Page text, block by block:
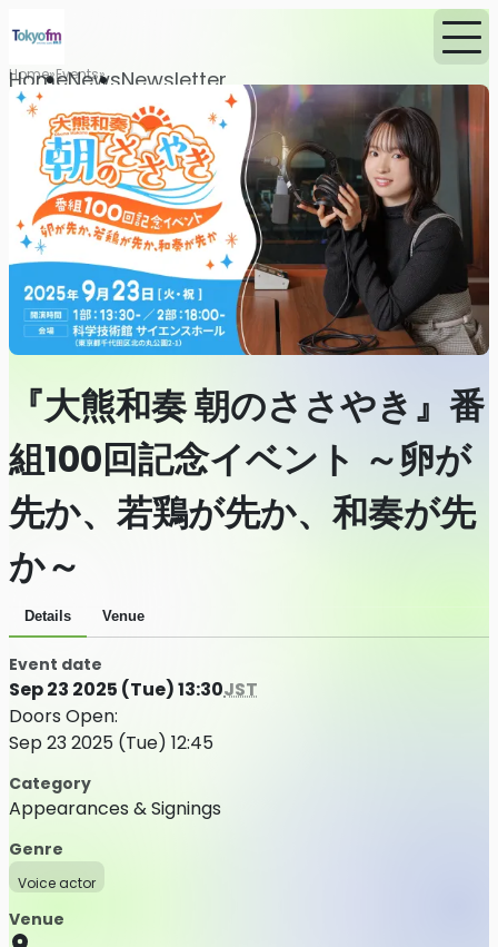
HomeNewsNewsletter
Home Events
『大熊和奏 朝のささやき』番
組100回記念イベント ～卵が
先か、若鶏が先か、和奏が先
か～
Details Venue
Event date
Sep 23 2025 (Tue) 13:30JST
Doors Open:
Sep 23 2025 (Tue) 12:45
Category
Appearances & Signings
Genre
Voice actor
Venue